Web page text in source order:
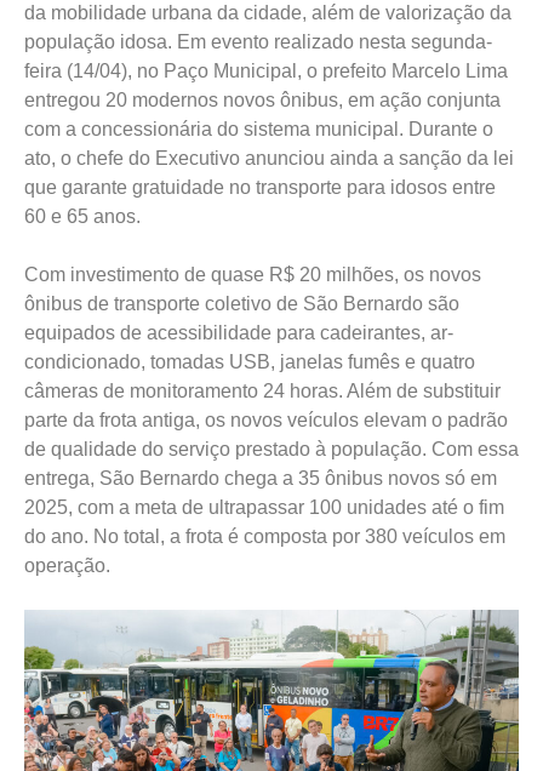
da mobilidade urbana da cidade, além de valorização da
população idosa. Em evento realizado nesta segunda-
feira (14/04), no Paço Municipal, o prefeito Marcelo Lima
entregou 20 modernos novos ônibus, em ação conjunta
com a concessionária do sistema municipal. Durante o
ato, o chefe do Executivo anunciou ainda a sanção da lei
que garante gratuidade no transporte para idosos entre
60 e 65 anos.
Com investimento de quase R$ 20 milhões, os novos
ônibus de transporte coletivo de São Bernardo são
equipados de acessibilidade para cadeirantes, ar-
condicionado, tomadas USB, janelas fumês e quatro
câmeras de monitoramento 24 horas. Além de substituir
parte da frota antiga, os novos veículos elevam o padrão
de qualidade do serviço prestado à população. Com essa
entrega, São Bernardo chega a 35 ônibus novos só em
2025, com a meta de ultrapassar 100 unidades até o fim
do ano. No total, a frota é composta por 380 veículos em
operação.